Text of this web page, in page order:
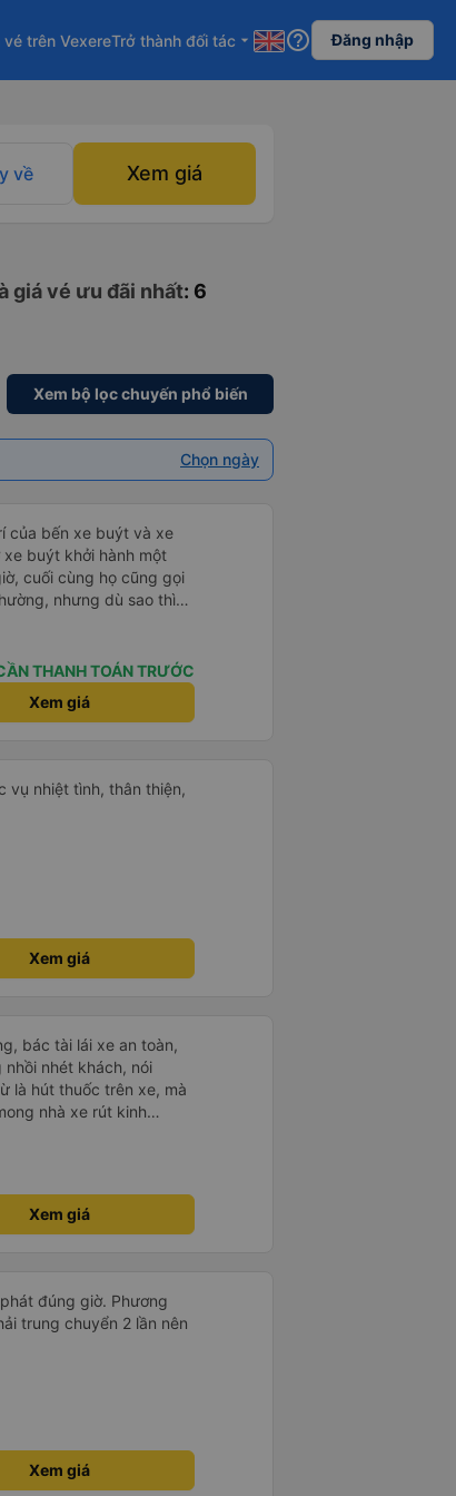
trên VexereTrở thành đối tác arrow_drop_down help_outline Đăng nhập
về Xem giá
giá vé ưu đãi nhất: 6
Xem bộ lọc chuyến phổ biến
Chọn ngày
của bến xe buýt và xe
buýt khởi hành một
cuối cùng họ cũng gọi
nhưng dù sao thì
thoải mái. Sẽ tuyệt
THANH TOÁN TRƯỚC
Xem giá
vụ nhiệt tình, thân thiện,
Xem giá
bác tài lái xe an toàn,
nhét khách, nói
là hút thuốc trên xe, mà
nhà xe rút kinh
Xem giá
đúng giờ. Phương
trung chuyển 2 lần nên
Xem giá